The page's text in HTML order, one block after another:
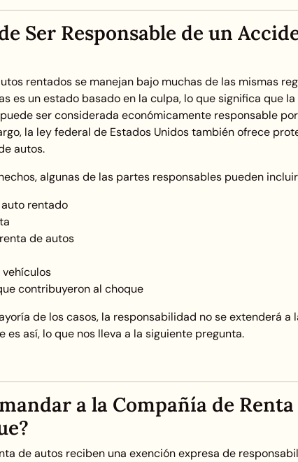
Ser Responsable de un
rentados se manejan bajo muchas de las mismas
es un estado basado en la culpa, lo que significa que
ser considerada económicamente responsable
la ley federal de Estados Unidos también ofrece
autos.
algunas de las partes responsables pueden
rentado
de autos
contribuyeron al choque
de los casos, la responsabilidad no se extenderá
es así, lo que nos lleva a la siguiente pregunta.
a la Compañía de
de autos reciben una exención expresa de